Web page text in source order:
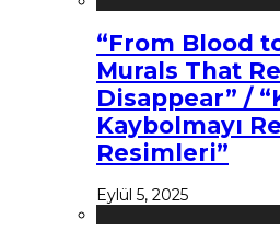
“From Blood
Murals That
Disappear” /
Kaybolmayı
Resimleri”
Eylül 5, 2025